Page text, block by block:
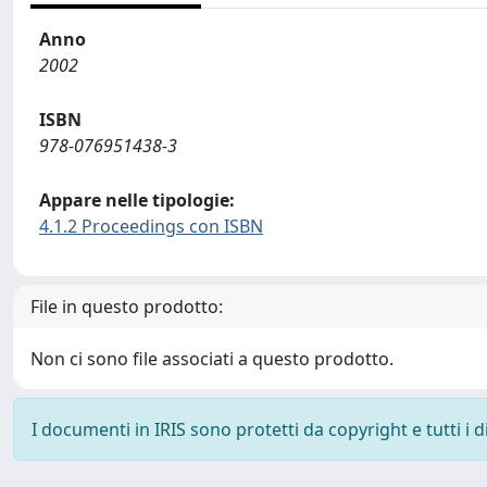
Anno
2002
ISBN
978-076951438-3
Appare nelle tipologie:
4.1.2 Proceedings con ISBN
File in questo prodotto:
Non ci sono file associati a questo prodotto.
I documenti in IRIS sono protetti da copyright e tutti i